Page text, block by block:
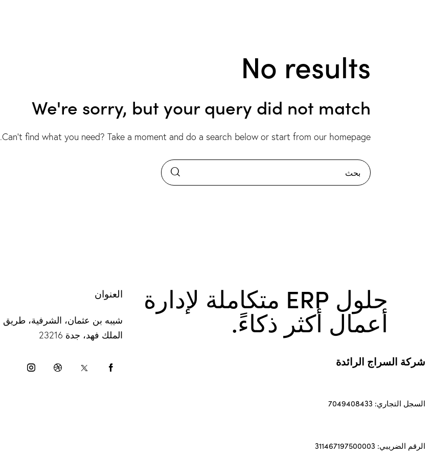
No results
We're sorry, but your query did not match
Can't find what you need? Take a moment and do a search below or start from our homepage
.
حلول ERP متكاملة لإدارة
أعمال أكثر ذكاءً.
شركة السراج الرائدة
السجل التجاري: 7049408433
الرقم الضريبي: 311467197500003
العنوان
شيبه بن عثمان، الشرفية، طريق
الملك فهد، جدة 23216